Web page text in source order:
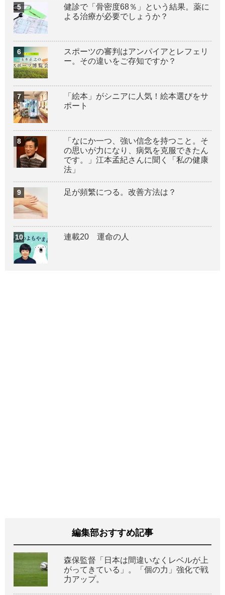
健診で「骨密度68％」という結果。薬に
よる治療が必要でしょうか？
スポーツの審判はアンパイアとレフェリ
ー。その違いをご存知ですか？
「絵本」がシニアに人気！絵本選びをサ
ポート
「なにか一つ、強い信念を持つこと。そ
の思いが力になり、病気を克服できたん
です。」江本孟紀さんに聞く「私の健康
法」
足が頻繁につる。改善方法は？
連載20 運命の人
編集部おすすめ記事
森保監督「日本は間違いなくレベルが上
がってきている」。「個の力」強化で戦
力アップ。